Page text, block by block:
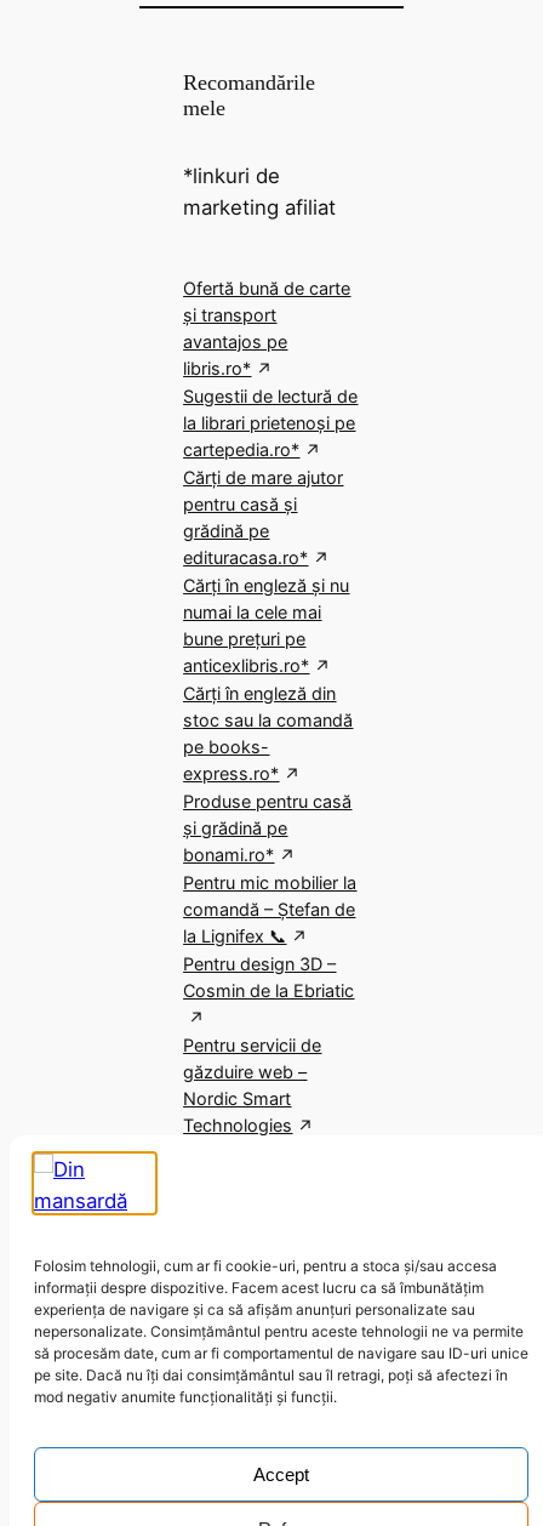
Folosim tehnologii, cum ar fi cookie-uri, pentru a stoca și/sau accesa
informații despre dispozitive. Facem acest lucru ca să îmbunătățim
experiența de navigare și ca să afișăm anunțuri personalizate sau
nepersonalizate. Consimțământul pentru aceste tehnologii ne va permite
să procesăm date, cum ar fi comportamentul de navigare sau ID-uri unice
pe site. Dacă nu îți dai consimțământul sau îl retragi, poți să afectezi în
mod negativ anumite funcționalități și funcții.
Accept
Recomandările
mele
*linkuri de
marketing afiliat
Ofertă bună de carte
și transport
avantajos pe
libris.ro*
Sugestii de lectură de
la librari prietenoși pe
cartepedia.ro*
Cărți de mare ajutor
pentru casă și
grădină pe
edituracasa.ro*
Cărți în engleză și nu
numai la cele mai
bune prețuri pe
anticexlibris.ro*
Cărți în engleză din
stoc sau la comandă
pe books-
express.ro*
Produse pentru casă
și grădină pe
bonami.ro*
Pentru mic mobilier la
comandă – Ștefan de
la Lignifex 📞
Pentru design 3D –
Cosmin de la Ebriatic
Pentru servicii de
găzduire web –
Nordic Smart
Technologies
LinkedIn
Goodreads
Pinterest
Instagram
Facebook
Behance
Politica de confidențialitate și cookies
Conduită|Hai să vorbim!